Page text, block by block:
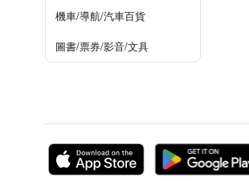
機車/導航/汽車百貨
圖書/票券/影音/文具